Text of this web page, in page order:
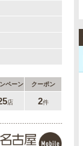
ペーン クーポン
店 2件